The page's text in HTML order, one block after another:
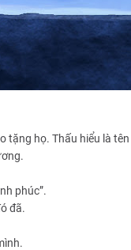
tặng họ. Thấu hiểu là tên
phúc”.
đã.